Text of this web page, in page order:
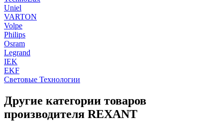
Uniel
VARTON
Volpe
Philips
Osram
Legrand
IEK
EKF
Световые Технологии
Другие категории товаров
производителя REXANT